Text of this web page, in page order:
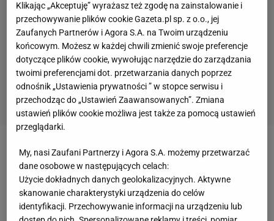
Zobacz wideoOto prawda o siatkarskiej
reprezentacji Polski w 2024 roku
Poznaliśmy uczestnika Memoriału Wagnera
Klikając „Akceptuję” wyrażasz też zgodę na zainstalowanie i
przechowywanie plików cookie Gazeta.pl sp. z o.o., jej
Zaufanych Partnerów i Agora S.A. na Twoim urządzeniu
końcowym. Możesz w każdej chwili zmienić swoje preferencje
dotyczące plików cookie, wywołując narzędzie do zarządzania
twoimi preferencjami dot. przetwarzania danych poprzez
odnośnik „Ustawienia prywatności ” w stopce serwisu i
przechodząc do „Ustawień Zaawansowanych”. Zmiana
ustawień plików cookie możliwa jest także za pomocą ustawień
przeglądarki.
My, nasi Zaufani Partnerzy i Agora S.A. możemy przetwarzać
dane osobowe w następujących celach:
Użycie dokładnych danych geolokalizacyjnych. Aktywne
skanowanie charakterystyki urządzenia do celów
identyfikacji. Przechowywanie informacji na urządzeniu lub